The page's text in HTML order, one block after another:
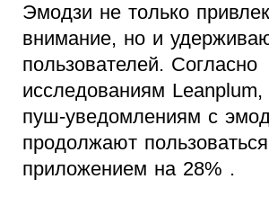
Эмодзи не только
внимание, но и
пользователей. Согласно
исследованиям Leanplum,
пуш-уведомлениям с
продолжают пользоваться
приложением на 28% .